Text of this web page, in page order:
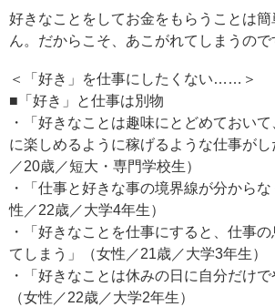
好きなことをしてお金をもらうことは
ん。だからこそ、あこがれてしまうので
＜「好き」を仕事にしたくない……＞
■「好き」と仕事は別物
・「好きなことは趣味にとどめておい
に楽しめるように稼げるような仕事が
／20歳／短大・専門学校生）
・「仕事と好きな事の境界線が分から
性／22歳／大学4年生）
・「好きなことを仕事にすると、仕事
てしまう」（女性／21歳／大学3年生）
・「好きなことは休みの日に自分だけで
（女性／22歳／大学2年生）